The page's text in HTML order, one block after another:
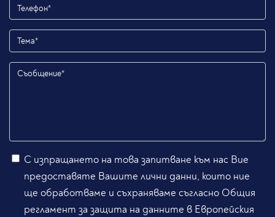
С изпращането на това запитване към нас Вие
предоставяте Вашите лични данни, които ние
ще обработваме и съхраняваме съгласно Общия
регламент за защита на данните в Европейския